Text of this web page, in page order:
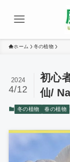
ホーム 冬の植物
初心
仙/
2024
4/12
冬の植物 春の植物